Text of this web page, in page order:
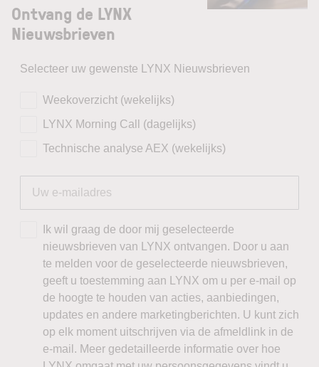
Ontvang de LYNX
Nieuwsbrieven
Selecteer uw gewenste LYNX Nieuwsbrieven
Weekoverzicht (wekelijks)
LYNX Morning Call (dagelijks)
Technische analyse AEX (wekelijks)
Ik wil graag de door mij geselecteerde
nieuwsbrieven van LYNX ontvangen. Door u aan
te melden voor de geselecteerde nieuwsbrieven,
geeft u toestemming aan LYNX om u per e-mail op
de hoogte te houden van acties, aanbiedingen,
updates en andere marketingberichten. U kunt zich
op elk moment uitschrijven via de afmeldlink in de
e-mail. Meer gedetailleerde informatie over hoe